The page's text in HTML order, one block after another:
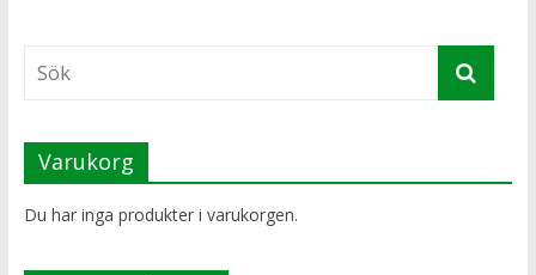
Varukorg
Du har inga produkter i varukorgen.